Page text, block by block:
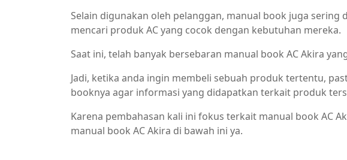
Selain digunakan oleh pelanggan, manual book juga sering
mencari produk AC yang cocok dengan kebutuhan mereka.
Saat ini, telah banyak bersebaran manual book AC Akira
Jadi, ketika anda ingin membeli sebuah produk tertentu,
booknya agar informasi yang didapatkan terkait produk
Karena pembahasan kali ini fokus terkait manual book AC
manual book AC Akira di bawah ini ya.